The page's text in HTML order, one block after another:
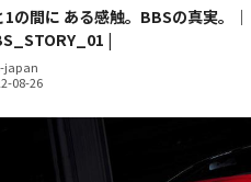
1の間に ある感触。BBSの真実。｜
|
japan